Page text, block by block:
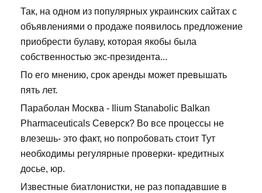
Так, на одном из популярных украинских сайтах с
объявлениями о продаже появилось предложение
приобрести булаву, которая якобы была
собственностью экс-президента...
По его мнению, срок аренды может превышать
пять лет.
Параболан Москва - Ilium Stanabolic Balkan
Pharmaceuticals Северск? Во все процессы не
влезешь- это факт, но попробовать стоит Тут
необходимы регулярные проверки- кредитных
досье, юр.
Известные биатлонистки, не раз попадавшие в